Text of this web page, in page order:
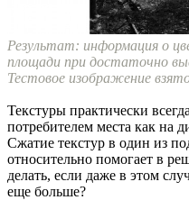
Результат: информация о
площади при достаточно
Тестовое изображение
Текстуры практически
потребителем места как на
Сжатие текстур в один из
относительно помогает в
делать, если даже в этом
еще больше?